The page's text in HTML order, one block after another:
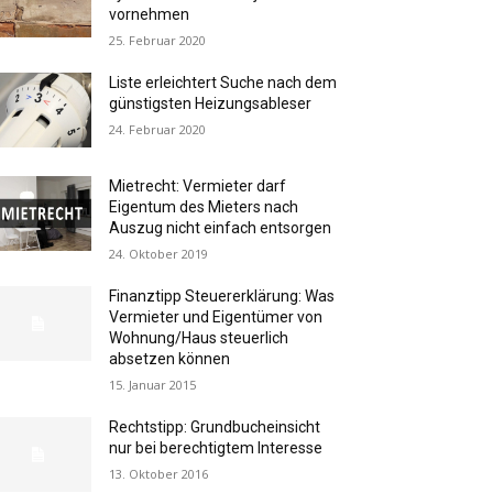
vornehmen
25. Februar 2020
Liste erleichtert Suche nach dem
günstigsten Heizungsableser
24. Februar 2020
Mietrecht: Vermieter darf
Eigentum des Mieters nach
Auszug nicht einfach entsorgen
24. Oktober 2019
Finanztipp Steuererklärung: Was
Vermieter und Eigentümer von
Wohnung/Haus steuerlich
absetzen können
15. Januar 2015
Rechtstipp: Grundbucheinsicht
nur bei berechtigtem Interesse
13. Oktober 2016